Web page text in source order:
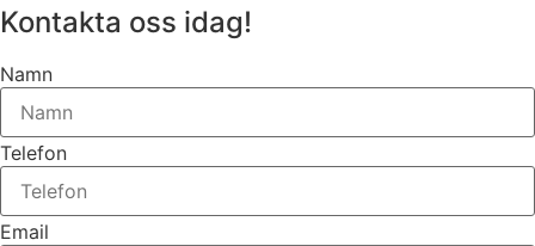
Kontakta oss idag!
Namn
Telefon
Email